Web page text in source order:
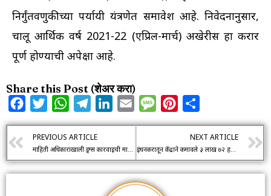
निर्गुंतवणुकीच्या पर्यायी यंत्रणेत समावेश आहे. निवेदनानुसार,
चालू आर्थिक वर्ष 2021-22 (एप्रिल-मार्च) अखेरीस हा करार
पूर्ण होण्याची अपेक्षा आहे.
Share this Post (शेअर करा)
FacebookTwitterWhatsAppTelegramLinkedIn
Email MessagePinterest
PREVIOUS ARTICLE
माहिती अधिकाराखाली ड्रग्स कारवाईची माहिती देण्यास एनसीबीचा नकार
NEXT ARTICLE
इंधनकरातून केंद्राने कमावले ३ लाख ७२ हजार कोटी रोजची कमाई १ हजार कोटी रुपयांची